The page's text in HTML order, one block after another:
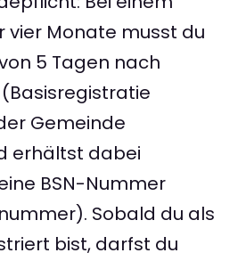
vier Monate musst du
5 Tagen nach
(Basisregistratie
Gemeinde
erhältst dabei
BSN-Nummer
Sobald du als
bist, darfst du